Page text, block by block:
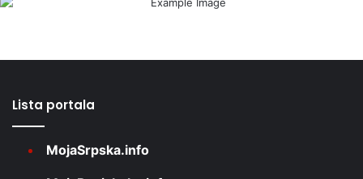
Lista portala
MojaSrpska.info